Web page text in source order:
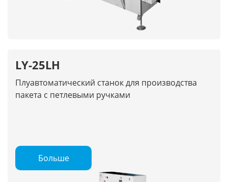
LY-25LH
Плуавтоматический станок для производства
пакета с петлевыми ручками
Больше